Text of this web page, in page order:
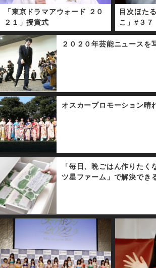
「東京ドラマアウォード ２０
２１」授賞式
目次ほた
こ」#３７
２０２０年芸能ニュースを
オスカープロモーション
「毎日、晩ごはん作りたく
ツ星ファーム」で解決でき